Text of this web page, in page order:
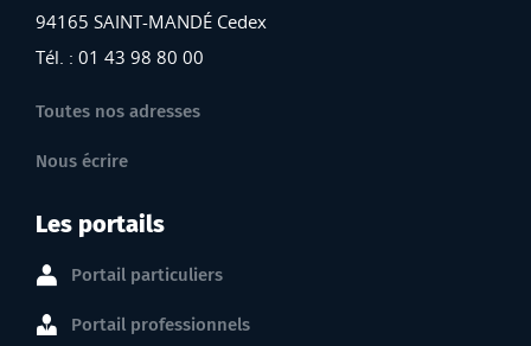
94165 SAINT-MANDÉ Cedex
Tél. : 01 43 98 80 00
Toutes nos adresses
Nous écrire
Les portails
Portail particuliers
Portail professionnels